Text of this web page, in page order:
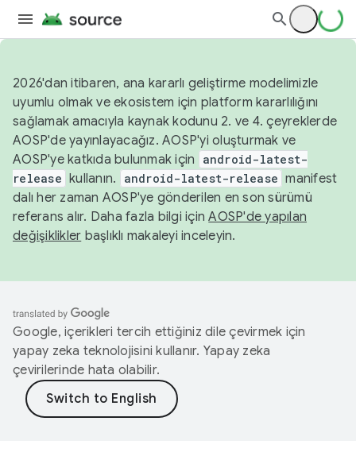
2026'dan itibaren, ana kararlı geliştirme modelimizle
uyumlu olmak ve ekosistem için platform kararlılığını
sağlamak amacıyla kaynak kodunu 2. ve 4. çeyreklerde
AOSP'de yayınlayacağız. AOSP'yi oluşturmak ve
AOSP'ye katkıda bulunmak için
android-latest-
release kullanın. android-latest-release manifest
dalı her zaman AOSP'ye gönderilen en son sürümü
referans alır. Daha fazla bilgi içinAOSP'de yapılan
değişiklikler başlıklı makaleyi inceleyin.
Google, içerikleri tercih ettiğiniz dile çevirmek için
yapay zeka teknolojisini kullanır. Yapay zeka
çevirilerinde hata olabilir.